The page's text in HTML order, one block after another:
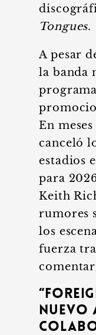
Tongues.
A pesar
la banda
En
canceló
estadios
para
Keith
rumores
los
fuerza
nuevo